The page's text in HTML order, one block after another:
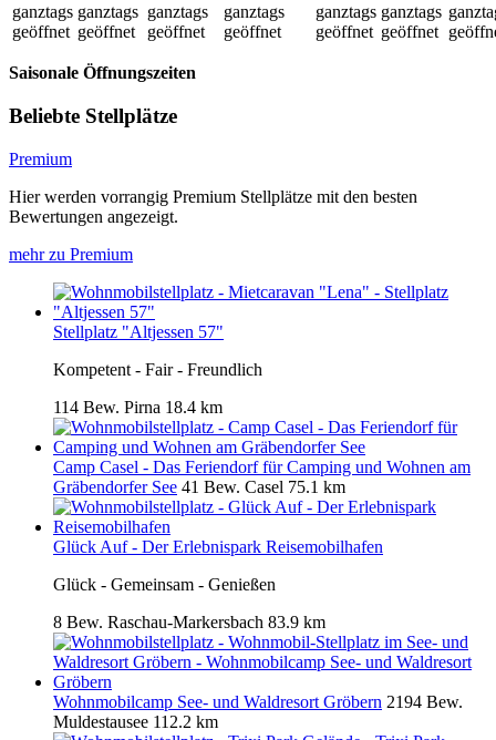
ganztags
geöffnet
ganztags
geöffnet
ganztags
geöffnet
ganztags
geöffnet
ganztags
geöffnet
ganztags
geöffnet
Saisonale Öffnungszeiten
Beliebte Stellplätze
Premium
Hier werden vorrangig Premium Stellplätze mit den besten
Bewertungen angezeigt.
mehr zu Premium
Stellplatz "Altjessen 57"
Kompetent - Fair - Freundlich
114 Bew. Pirna 18.4 km
Camp Casel - Das Feriendorf für Camping und Wohnen am
Gräbendorfer See 41 Bew. Casel 75.1 km
Glück Auf - Der Erlebnispark Reisemobilhafen
Glück - Gemeinsam - Genießen
8 Bew. Raschau-Markersbach 83.9 km
Wohnmobilcamp See- und Waldresort Gröbern 2194 Bew.
Muldestausee 112.2 km